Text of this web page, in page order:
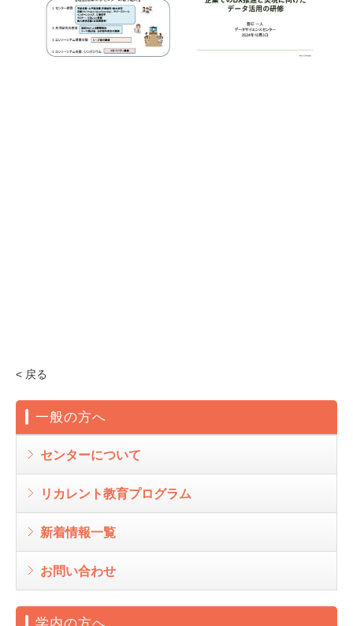
< 戻る
一般の方へ
センターについて
リカレント教育プログラム
新着情報一覧
お問い合わせ
学内の方へ